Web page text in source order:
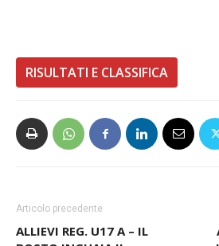
Articolo precedente